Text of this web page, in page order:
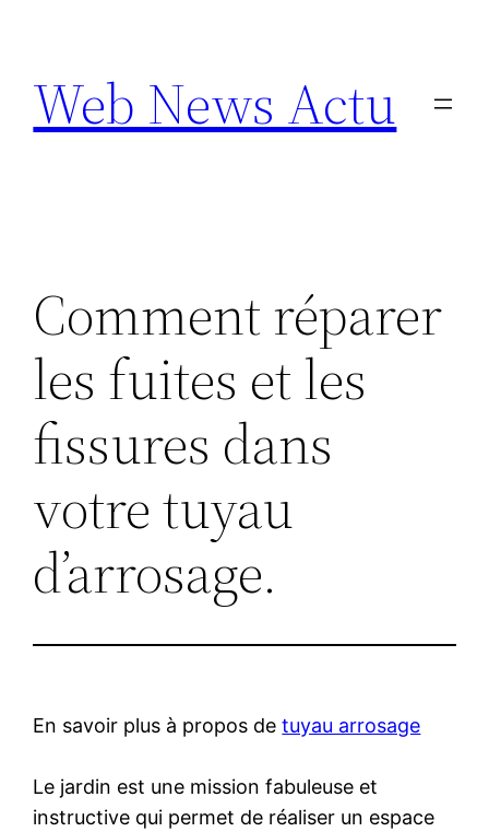
contenu
Web News Actu
Comment réparer
les fuites et les
fissures dans
votre tuyau
d’arrosage.
En savoir plus à propos detuyau arrosage
Le jardin est une mission fabuleuse et
instructive qui permet de réaliser un espace